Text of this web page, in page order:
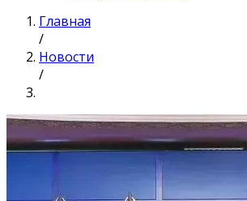
Главная
/
Новости
/